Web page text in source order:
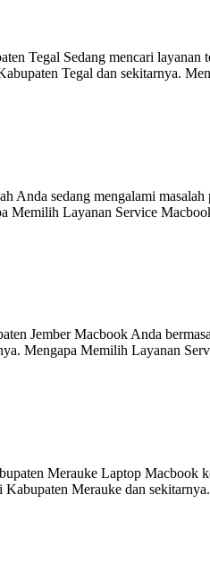
Tegal Sedang mencari
Tegal dan sekitarnya.
sedang mengalami
Layanan Service
Jember Macbook Anda
Mengapa Memilih Layanan
Merauke Laptop Macbook
Merauke dan